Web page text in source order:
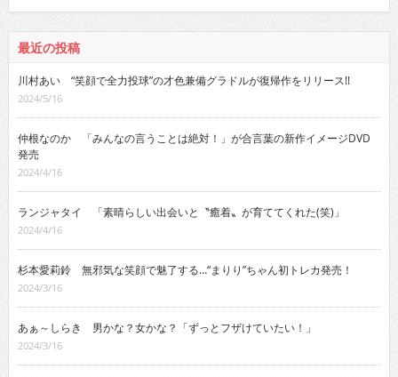
最近の投稿
川村あい “笑顔で全力投球”の才色兼備グラドルが復帰作をリリース!!
2024/5/16
仲根なのか 「みんなの言うことは絶対！」が合言葉の新作イメージDVD
発売
2024/4/16
ランジャタイ 「素晴らしい出会いと〝癒着〟が育ててくれた(笑)」
2024/4/16
杉本愛莉鈴 無邪気な笑顔で魅了する…“まりり”ちゃん初トレカ発売！
2024/3/16
あぁ～しらき 男かな？女かな？「ずっとフザけていたい！」
2024/3/16